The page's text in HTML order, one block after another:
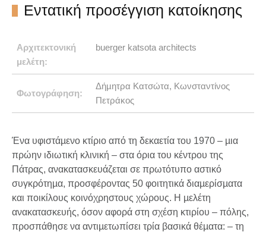
Εντατική προσέγγιση κατοίκησης
Αρχιτεκτονική
μελέτη:
buerger katsota architects
Φωτογράφηση:
Δήµητρα Κατσώτα, Κωνσταντίνος
Πετράκος
Ένα υφιστάµενο κτίριο από τη δεκαετία του 1970 – µια
πρώην ιδιωτική κλινική – στα όρια του κέντρου της
Πάτρας, ανακατασκευάζεται σε πρωτότυπο αστικό
συγκρότηµα, προσφέροντας 50 φοιτητικά διαµερίσµατα
και ποικίλους κοινόχρηστους χώρους. Η µελέτη
ανακατασκευής, όσον αφορά στη σχέση κτιρίου – πόλης,
προσπάθησε να αντιµετωπίσει τρία βασικά θέµατα: – τη